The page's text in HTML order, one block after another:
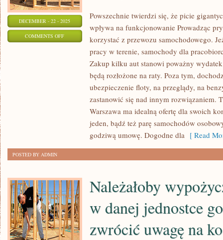
DECEMBER - 22 - 2025
COMMENTS OFFON
SAMOCHÓD
Z
CAŁYCH
STARA
SIĘ
NA
BIEŻĄCO
KUPOWAĆ
Powszechnie twierdzi się, że picie
wpływa na funkcjonowanie Prowadząc
korzystać z przewozu samochodowego.
pracy w terenie, samochody dla
Zakup kilku aut stanowi poważny
będą rozłożone na raty. Poza tym,
ubezpieczenie floty, na przeglądy, na
zastanowić się nad innym rozwiązaniem.
Warszawa ma idealną ofertę dla swoich
jeden, bądź też parę samochodów
godziwą umowę. Dogodne dla [ Read
POSTED BY ADMIN
Należałoby
w danej jednostce
zwrócić uwagę na